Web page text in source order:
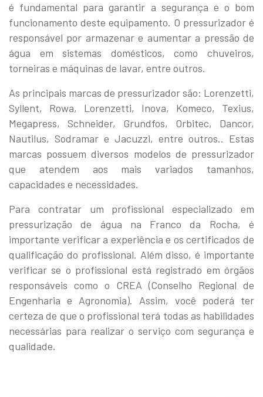
é fundamental para garantir a segurança e o bom
funcionamento deste equipamento. O pressurizador é
responsável por armazenar e aumentar a pressão de
água em sistemas domésticos, como chuveiros,
torneiras e máquinas de lavar, entre outros.
As principais marcas de pressurizador são: Lorenzetti,
Syllent, Rowa, Lorenzetti, Inova, Komeco, Texius,
Megapress, Schneider, Grundfos, Orbitec, Dancor,
Nautilus, Sodramar e Jacuzzi, entre outros.. Estas
marcas possuem diversos modelos de pressurizador
que atendem aos mais variados tamanhos,
capacidades e necessidades.
Para contratar um profissional especializado em
pressurização de água na Franco da Rocha, é
importante verificar a experiência e os certificados de
qualificação do profissional. Além disso, é importante
verificar se o profissional está registrado em órgãos
responsáveis como o CREA (Conselho Regional de
Engenharia e Agronomia). Assim, você poderá ter
certeza de que o profissional terá todas as habilidades
necessárias para realizar o serviço com segurança e
qualidade.